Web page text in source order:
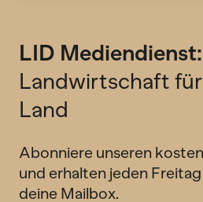
LID Mediendienst:
Landwirtschaft
Land
Abonniere unseren
und erhalten jeden
deine Mailbox.